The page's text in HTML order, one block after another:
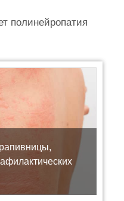
полинейропатия